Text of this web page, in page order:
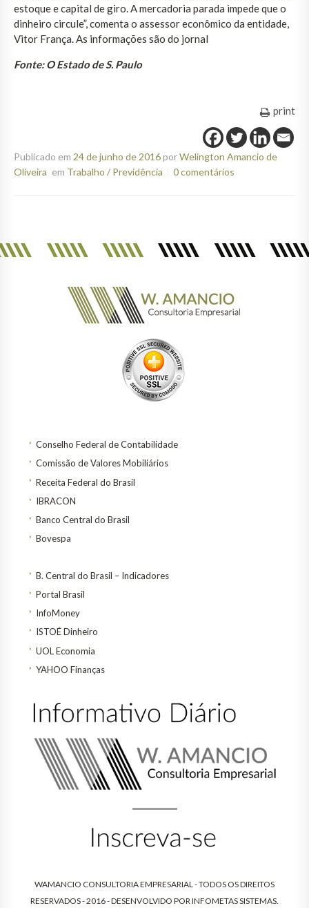
estoque e capital de giro. A mercadoria parada impede que o
dinheiro circule”, comenta o assessor econômico da entidade,
Vitor França. As informações são do jornal
Fonte: O Estado de S. Paulo
print
Publicado em 24 de junho de 2016porWelington Amancio de
Oliveira em Trabalho / Previdência 0 comentários
Conselho Federal de Contabilidade
Comissão de Valores Mobiliários
Receita Federal do Brasil
IBRACON
Banco Central do Brasil
Bovespa
B. Central do Brasil – Indicadores
Portal Brasil
InfoMoney
ISTOÉ Dinheiro
UOL Economia
YAHOO Finanças
WAMANCIO CONSULTORIA EMPRESARIAL - TODOS OS DIREITOS
RESERVADOS - 2016 - DESENVOLVIDO PORINFOMETAS SISTEMAS.